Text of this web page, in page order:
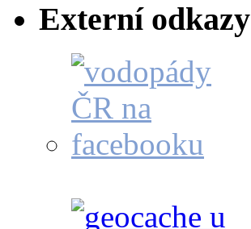
Externí odkazy